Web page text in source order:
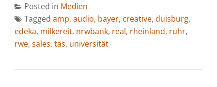
Posted in Medien
Tagged amp, audio, bayer, creative, duisburg,
edeka, milkereit, nrwbank, real, rheinland, ruhr,
rwe, sales, tas, universität